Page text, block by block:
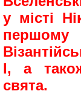
у місті
першому
І, а
свята.